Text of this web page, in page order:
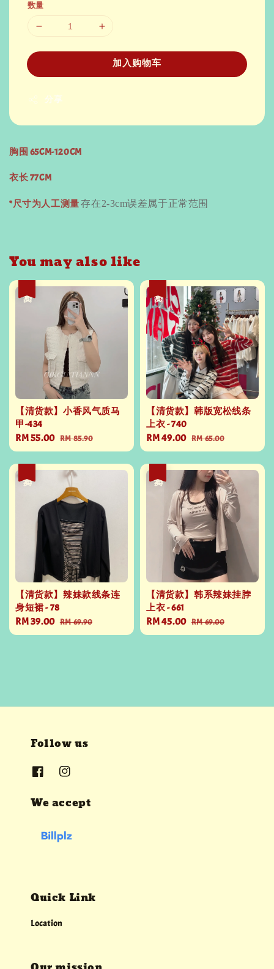
数量
加入购物车
分享
胸围 65CM-120CM
衣长 77CM
*尺寸为人工测量存在2-3cm误差属于正常范围
You may also like
【清货款】小香风气质马
甲-434
Sale
price
RM 55.00 Regular
price
RM 85.90
【清货款】韩版宽松线条
上衣 - 740
Sale
price
RM 49.00 Regular
price
RM 65.00
【清货款】辣妹款线条连
身短裙 - 78
Sale
price
RM 39.00 Regular
price
RM 69.90
【清货款】韩系辣妹挂脖
上衣 - 661
Sale
price
RM 45.00 Regular
price
RM 69.00
Follow us
We accept
Quick Link
Location